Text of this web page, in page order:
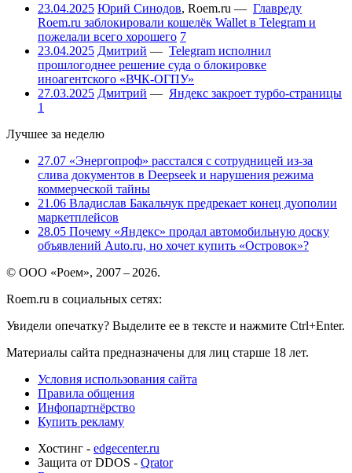
23.04.2025 Юрий Синодов, Roem.ru — Главреду
Roem.ru заблокировали кошелёк Wallet в Telegram и
пожелали всего хорошего 7
23.04.2025 Дмитрий — Telegram исполнил
прошлогоднее решение суда о блокировке
иноагентского «ВЧК-ОГПУ»
27.03.2025 Дмитрий — Яндекс закроет турбо-страницы
1
Лучшее за неделю
27.07 «Энергопроф» расстался с сотрудницей из-за
слива документов в Deepseek и нарушения режима
коммерческой тайны
21.06 Владислав Бакальчук предрекает конец дуополии
маркетплейсов
28.05 Почему «Яндекс» продал автомобильную доску
объявлений Auto.ru, но хочет купить «Островок»?
© ООО «Роем», 2007 – 2026.
Roem.ru в социальных сетях:
Увидели опечатку? Выделите ее в тексте и нажмите Ctrl+Enter.
Материалы сайта предназначены для лиц старше 18 лет.
Условия использования сайта
Правила общения
Инфопартнёрство
Купить рекламу
Хостинг - edgecenter.ru
Защита от DDOS - Qrator